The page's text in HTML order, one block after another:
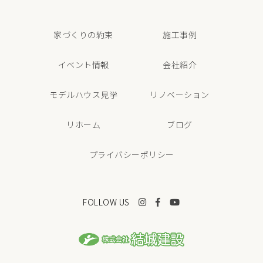
家づくりの約束 施工事例
イベント情報 会社紹介
モデルハウス見学 リノベーション
リホーム ブログ
プライバシーポリシー
FOLLOW US